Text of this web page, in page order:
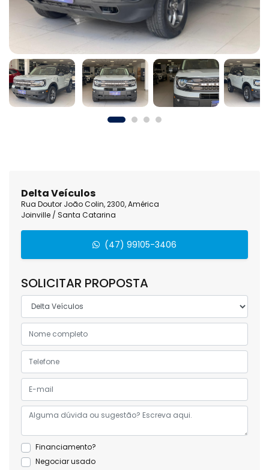
Delta Veículos
Rua Doutor João Colin, 2300, América
Joinville / Santa Catarina
(47) 99105-3406
SOLICITAR PROPOSTA
Financiamento?
Negociar usado